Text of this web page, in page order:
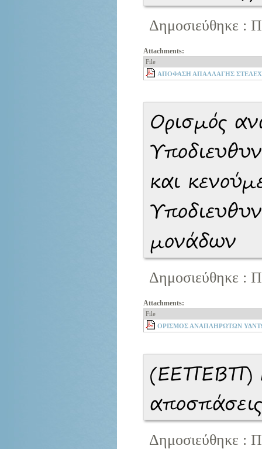
Δημοσιεύθηκε :
Attachments:
File
ΑΠΟΦΑΣΗ ΑΠΑΛΛΑΓΗΣ
Ορισμός
και
μονάδων
Δημοσιεύθηκε :
Attachments:
File
ΟΡΙΣΜΟΣ ΑΝΑΠΛΗΡΩΤΩΝ
(ΕΕΠΕΒΠ)
Δημοσιεύθηκε :